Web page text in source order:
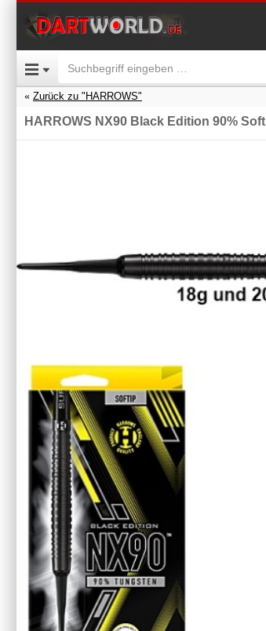
Zurück zu "HARROWS"
HARROWS NX90 Black Edition 90% Soft